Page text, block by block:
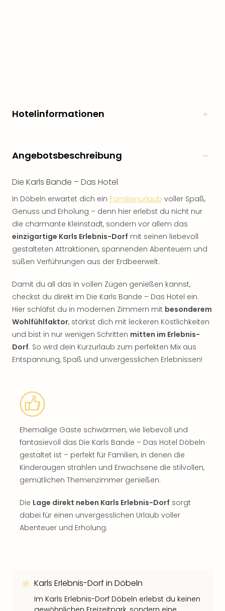
Hotelinformationen
Angebotsbeschreibung
Die Karls Bande – Das Hotel
In Döbeln erwartet dich ein Familienurlaub voller Spaß,
Genuss und Erholung – denn hier erlebst du nicht nur
die charmante Kleinstadt, sondern vor allem das
einzigartige Karls Erlebnis-Dorf mit seinen liebevoll
gestalteten Attraktionen, spannenden Abenteuern und
süßen Verführungen aus der Erdbeerwelt.
Damit du all das in vollen Zügen genießen kannst,
checkst du direkt im Die Karls Bande – Das Hotel ein.
Hier schläfst du in modernen Zimmern mit besonderem
Wohlfühlfaktor, stärkst dich mit leckeren Köstlichkeiten
und bist in nur wenigen Schritten mitten im Erlebnis-
Dorf. So wird dein Kurzurlaub zum perfekten Mix aus
Entspannung, Spaß und unvergesslichen Erlebnissen!
Ehemalige Gäste schwärmen, wie liebevoll und
fantasievoll das Die Karls Bande – Das Hotel Döbeln
gestaltet ist – perfekt für Familien, in denen die
Kinderaugen strahlen und Erwachsene die stilvollen,
gemütlichen Themenzimmer genießen.
Die Lage direkt neben Karls Erlebnis-Dorf sorgt
dabei für einen unvergesslichen Urlaub voller
Abenteuer und Erholung.
Karls Erlebnis-Dorf in Döbeln
Im Karls Erlebnis-Dorf Döbeln erlebst du keinen